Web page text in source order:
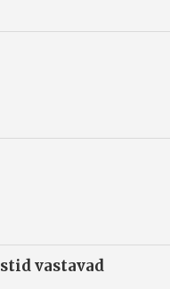
vastavad